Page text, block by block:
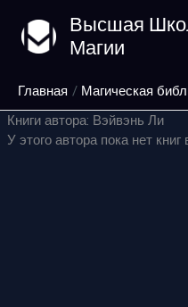
содержимому
Высшая
Магии
Главная Магическая
Книги автора: Вэйвэнь Ли
У этого автора пока нет книг